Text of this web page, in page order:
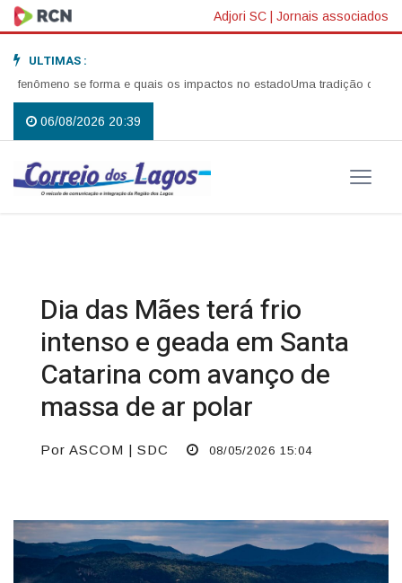
Adjori SC | Jornais associados
ULTIMAS :
se forma e quais os impactos no estadoUma tradição que voltou
06/08/2026 20:39
Dia das Mães terá frio
intenso e geada em Santa
Catarina com avanço de
massa de ar polar
Por ASCOM | SDC 08/05/2026 15:04